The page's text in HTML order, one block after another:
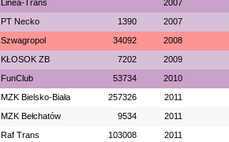
Linea-Trans 2007
PT Necko 1390 2007
Szwagropol 34092 2008
KŁOSOK ZB 7202 2009
FunClub 53734 2010
MZK Bielsko-Biała 257326 2011
MZK Bełchatów 9534 2011
Raf Trans 103008 2011